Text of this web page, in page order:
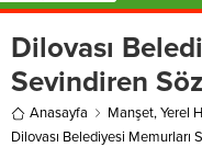
Dilovası
Sevindiren
Anasayfa Manşet,Yerel
Dilovası Belediyesi Memurları